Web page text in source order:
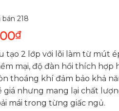
bán 218
₫
tạo 2 lớp với lõi làm từ mút
mại, độ đàn hồi thích hợp
thoáng khí đảm bảo khả
giá nhưng mang lại chất
mái trong từng giấc ngủ.